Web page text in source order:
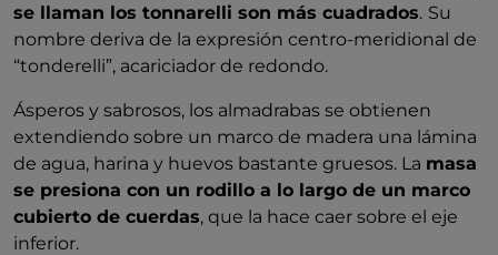
se llaman los tonnarelli son más cuadrados. Su
nombre deriva de la expresión centro-meridional de
“tonderelli”, acariciador de redondo.
Ásperos y sabrosos, los almadrabas se obtienen
extendiendo sobre un marco de madera una lámina
de agua, harina y huevos bastante gruesos. La masa
se presiona con un rodillo a lo largo de un marco
cubierto de cuerdas, que la hace caer sobre el eje
inferior.